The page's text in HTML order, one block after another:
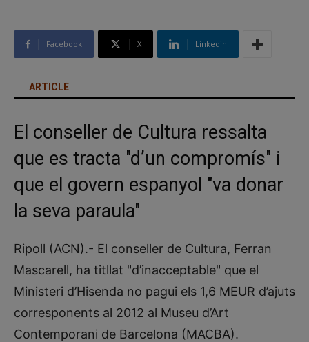
Facebook X Linkedin
ARTICLE
El conseller de Cultura ressalta
que es tracta "d’un compromís" i
que el govern espanyol "va donar
la seva paraula"
Ripoll (ACN).- El conseller de Cultura, Ferran
Mascarell, ha titllat "d’inacceptable" que el
Ministeri d’Hisenda no pagui els 1,6 MEUR d’ajuts
corresponents al 2012 al Museu d’Art
Contemporani de Barcelona (MACBA).